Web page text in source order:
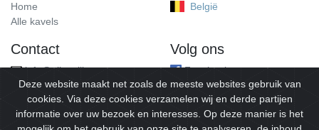
Home
Alle kavels
België
Contact
info@alleveilingen.net
Volg ons
Facebook
Deze website maakt net zoals de meeste websites gebruik van
cookies. Via deze cookies verzamelen wij en derde partijen
informatie over uw bezoek en interesses. Op deze manier is het